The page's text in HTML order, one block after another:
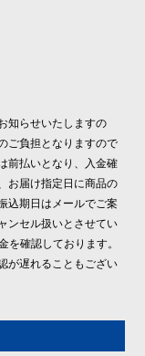
知らせいたしますの
ご負担となりますので
前払いとなり、入金確
お届け指定日に商品の
込期日はメールでご案
ンセル扱いとさせてい
確認しております。
が遅れることもござい